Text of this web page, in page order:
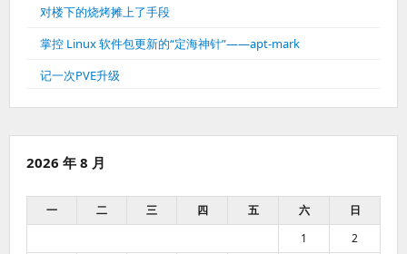
对楼下的烧烤摊上了手段
掌控 Linux 软件包更新的“定海神针”——apt-mark
记一次PVE升级
2026 年 8 月
一 二 三 四 五 六
日
1
2